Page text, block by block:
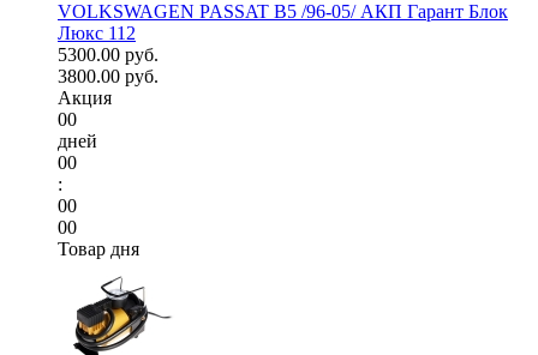
VOLKSWAGEN PASSAT B5 /96-05/ АКП Гарант Блок
Люкс 112
5300.00 руб.
3800.00 руб.
Акция
00
дней
00
:
00
00
Товар дня